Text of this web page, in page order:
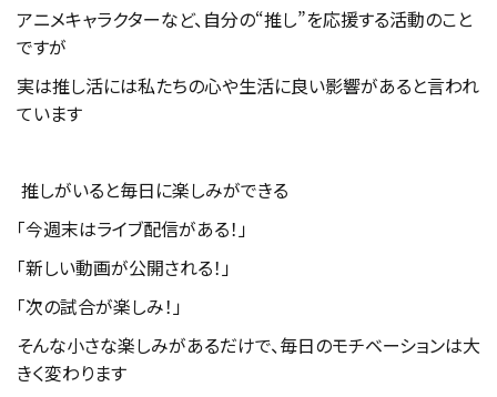
アニメキャラクターなど、自分の“推し”を応援する活動のこと
ですが
実は推し活には私たちの心や生活に良い影響があると言われ
ています
推しがいると毎日に楽しみができる
「今週末はライブ配信がある！」
「新しい動画が公開される！」
「次の試合が楽しみ！」
そんな小さな楽しみがあるだけで、毎日のモチベーションは大
きく変わります